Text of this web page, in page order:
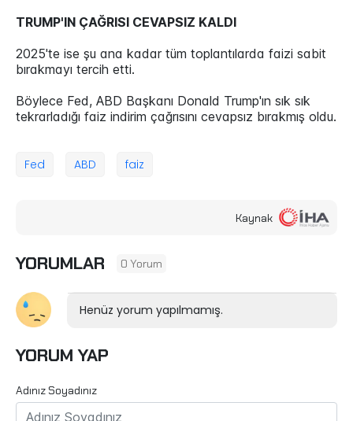
TRUMP'IN ÇAĞRISI CEVAPSIZ KALDI
2025'te ise şu ana kadar tüm toplantılarda faizi sabit
bırakmayı tercih etti.
Böylece Fed, ABD Başkanı Donald Trump'ın sık sık
tekrarladığı faiz indirim çağrısını cevapsız bırakmış oldu.
Fed ABD faiz
Kaynak
YORUMLAR 0 Yorum
Henüz yorum yapılmamış.
YORUM YAP
Adınız Soyadınız